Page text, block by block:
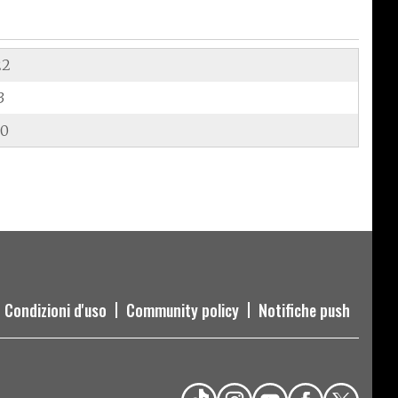
Condizioni d'uso Community policy Notifiche push